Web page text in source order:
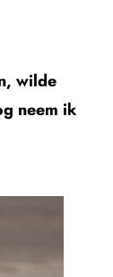
wilde
neem ik